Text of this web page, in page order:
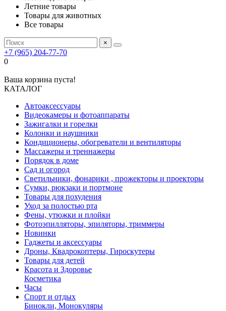
Летние товары
Товары для животных
Все товары
×
+7 (965) 204-77-70
0
Ваша корзина пуста!
КАТАЛОГ
Автоаксессуары
Видеокамеры и фотоаппараты
Зажигалки и горелки
Колонки и наушники
Кондиционеры, обогреватели и вентиляторы
Массажеры и треннажеры
Порядок в доме
Сад и огород
Светильники, фонарики , прожекторы и проекторы
Сумки, рюкзаки и портмоне
Товары для похудения
Уход за полостью рта
Фены, утюжки и плойки
Фотоэпилляторы, эпиляторы, триммеры
Новинки
Гаджеты и аксессуары
Дроны, Квадрокоптеры, Гироскутеры
Товары для детей
Красота и Здоровье
Косметика
Часы
Спорт и отдых
Бинокли, Монокуляры